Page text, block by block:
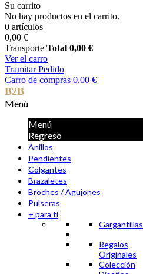
Su carrito
No hay productos en el carrito.
0 artículos
0,00 €
Transporte Total 0,00 €
Ver el carro
Tramitar Pedido
Carro de compras 0,00 €
B2B
Menú
Menú
Regreso
Anillos
Pendientes
Colgantes
Brazaletes
Broches / Agujones
Pulseras
+ para ti
Gargantillas
Regalos
Originales
Colección